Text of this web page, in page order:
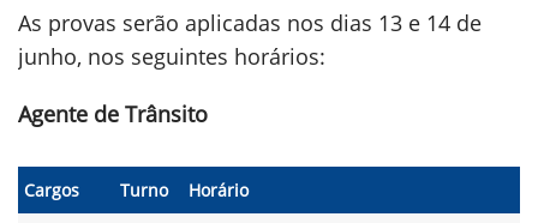
As provas serão aplicadas nos dias 13 e 14 de
junho, nos seguintes horários:
Agente de Trânsito
Cargos Turno Horário